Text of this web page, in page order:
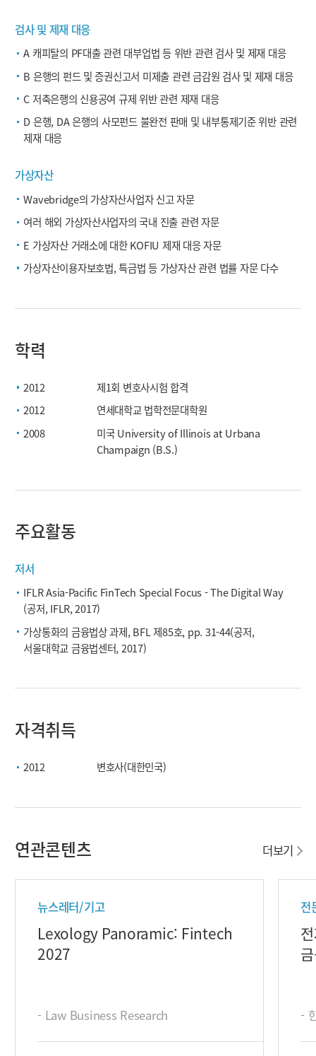
검사 및 제재 대응
A 캐피탈의 PF대출 관련 대부업법 등 위반 관련 검사 및 제재 대응
B 은행의 펀드 및 증권신고서 미제출 관련 금감원 검사 및 제재 대응
C 저축은행의 신용공여 규제 위반 관련 제재 대응
D 은행, DA 은행의 사모펀드 불완전 판매 및 내부통제기준 위반 관련
제재 대응
가상자산
Wavebridge의 가상자산사업자 신고 자문
여러 해외 가상자산사업자의 국내 진출 관련 자문
E 가상자산 거래소에 대한 KOFIU 제재 대응 자문
가상자산이용자보호법, 특금법 등 가상자산 관련 법률 자문 다수
학력
2012
제1회 변호사시험 합격
2012
연세대학교 법학전문대학원
2008
미국 University of Illinois at Urbana
Champaign (B.S.)
주요활동
저서
IFLR Asia-Pacific FinTech Special Focus - The Digital Way
(공저, IFLR, 2017)
가상통화의 금융법상 과제, BFL 제85호, pp. 31-44(공저,
서울대학교 금융법센터, 2017)
자격취득
2012 변호사(대한민국)
연관콘텐츠 더보기
뉴스레터/기고
Lexology Panoramic: Fintech
2027
- Law Business Research
전
-